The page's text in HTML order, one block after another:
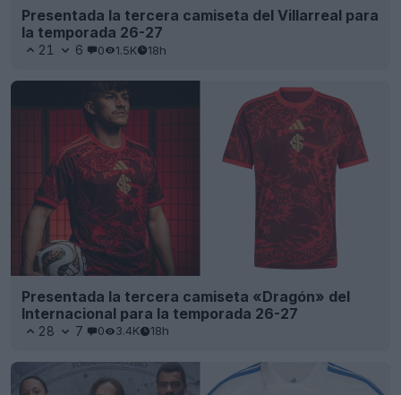
Presentada la tercera camiseta del Villarreal para
la temporada 26-27
21 6 0 1.5K 18h
Presentada la tercera camiseta «Dragón» del
Internacional para la temporada 26-27
28 7 0 3.4K 18h